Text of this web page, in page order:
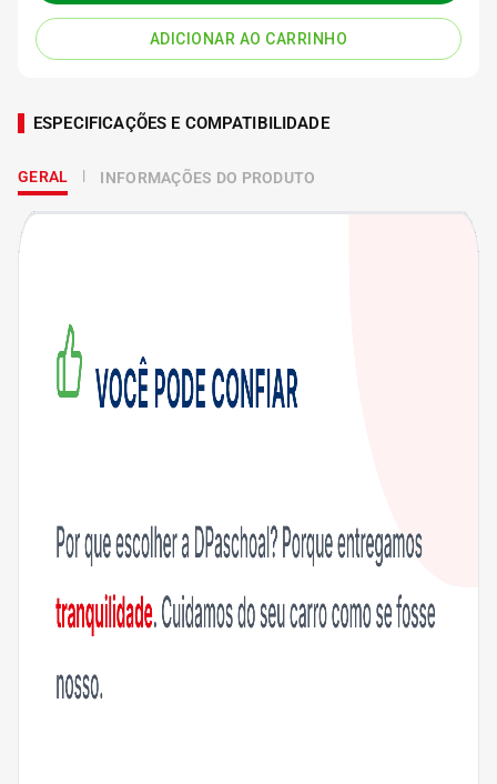
ADICIONAR AO CARRINHO
ESPECIFICAÇÕES E COMPATIBILIDADE
GERAL INFORMAÇÕES DO PRODUTO